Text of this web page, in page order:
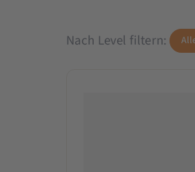
Nach Level filtern: